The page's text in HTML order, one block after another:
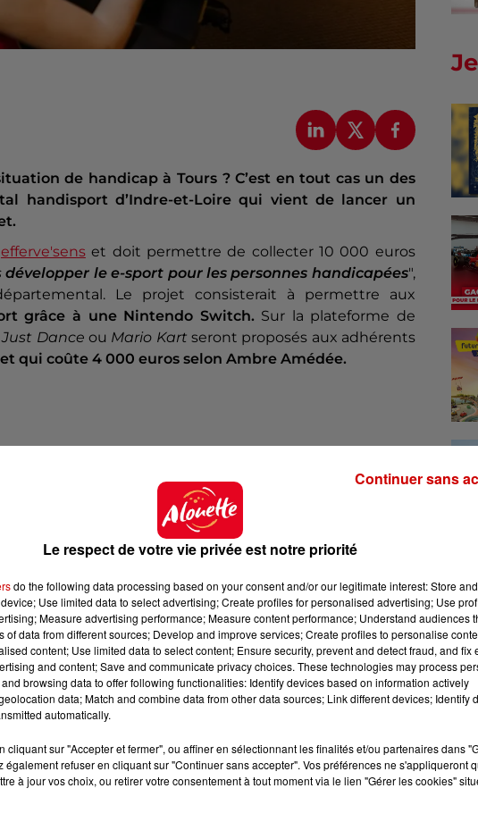
de handicap à Tours ? C’est en tout cas un des
handisport d’Indre-et-Loire qui vient de lancer un
efferve'senset doit permettre de collecter 10 000 euros
développer le e-sport pour les personnes handicapées",
Le projet consisterait à permettre aux
grâce à une Nintendo Switch. Sur la plateforme de
Just Dance ou Mario Kart seront proposés aux adhérents
qui coûte 4 000 euros selon Ambre Amédée.
département.
Plusieurs agences existent à Tours, mais
handicapés
". Pour Ambre Amédée, ce projet avec
"
Il y a beaucoup de freins à lever, comme
différentes personnes". Le comité handisport espère
d’autres consoles et des ordinateurs.
envisagée
:une section de goalball. Le goalball est un sport
avec deux équipes de trois joueurs. "Le goalball est
valides peuvent y participer aussi. Tout le monde a les
camp vers le but adverse pour marquer un point et
de s’orienter et de se repérer pour tenter d’arrêter
cette dernière serait là aussi installée à Tours : "Au
le projet est estimé à 2 000 euros.La campagne de
de mars.
Le respect de votre vie privée est notre priorité
do the following data processing based on your consent and/or our legitimate interest: Store
Use limited data to select advertising; Create profiles for personalised advertising; Use
Measure advertising performance; Measure content performance; Understand audiences
of data from different sources; Develop and improve services; Create profiles to personalise
content; Use limited data to select content; Ensure security, prevent and detect fraud, and fix
and content; Save and communicate privacy choices. These technologies may process
browsing data to offer following functionalities: Identify devices based on information actively
data; Match and combine data from other data sources; Link different devices; Identify
automatically.
cliquant sur "Accepter et fermer", ou affiner en sélectionnant les finalités et/ou partenaires dans
également refuser en cliquant sur "Continuer sans accepter". Vos préférences ne s'appliqueront
à jour vos choix, ou retirer votre consentement à tout moment via le lien "Gérer les cookies"
Continuer sans